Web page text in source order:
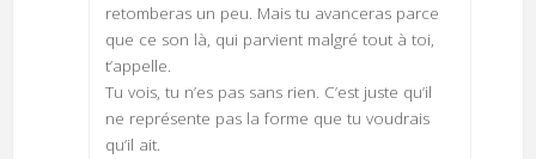
retomberas un peu. Mais tu avanceras parce
que ce son là, qui parvient malgré tout à toi,
t’appelle.
Tu vois, tu n’es pas sans rien. C’est juste qu’il
ne représente pas la forme que tu voudrais
qu’il ait.